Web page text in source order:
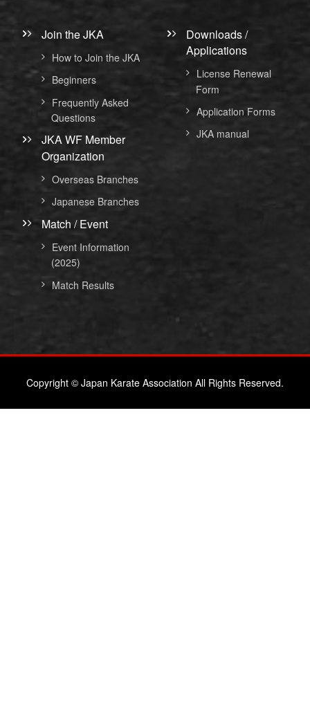
Join the JKA
How to Join the JKA
Beginners
Frequently Asked
Questions
JKA WF Member
Organization
Overseas Branches
Japanese Branches
Match / Event
Event Information
(2025)
Match Results
Downloads /
Applications
License Renewal
Form
Application Forms
JKA manual
Copyright © Japan Karate Association All Rights Reserved.